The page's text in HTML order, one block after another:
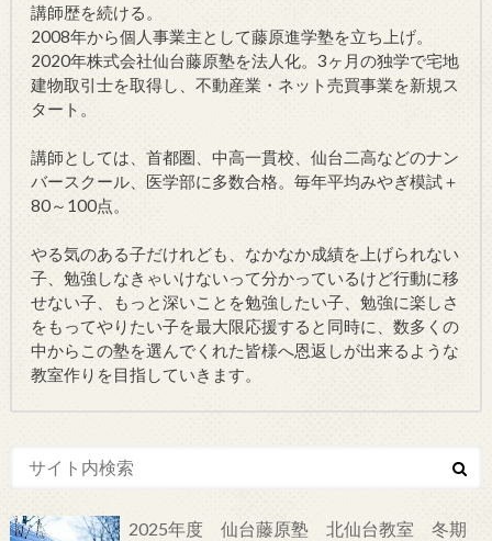
講師歴を続ける。
2008年から個人事業主として藤原進学塾を立ち上げ。
2020年株式会社仙台藤原塾を法人化。3ヶ月の独学で宅地
建物取引士を取得し、不動産業・ネット売買事業を新規ス
タート。
講師としては、首都圏、中高一貫校、仙台二高などのナン
バースクール、医学部に多数合格。毎年平均みやぎ模試＋
80～100点。
やる気のある子だけれども、なかなか成績を上げられない
子、勉強しなきゃいけないって分かっているけど行動に移
せない子、もっと深いことを勉強したい子、勉強に楽しさ
をもってやりたい子を最大限応援すると同時に、数多くの
中からこの塾を選んでくれた皆様へ恩返しが出来るような
教室作りを目指していきます。
2025年度 仙台藤原塾 北仙台教室 冬期